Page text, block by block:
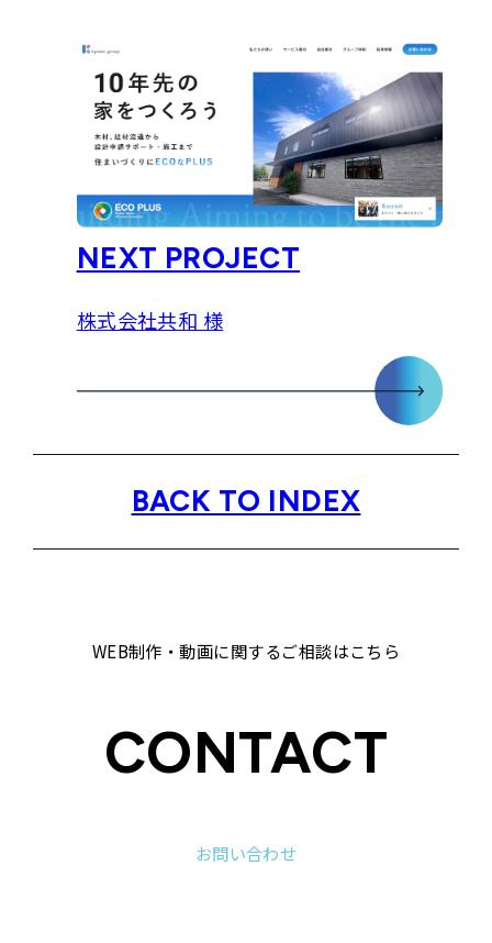
NEXT PROJECT
株式会社共和 様
BACK TO INDEX
WEB制作・動画に関するご相談はこちら
CONTACT
お問い合わせ